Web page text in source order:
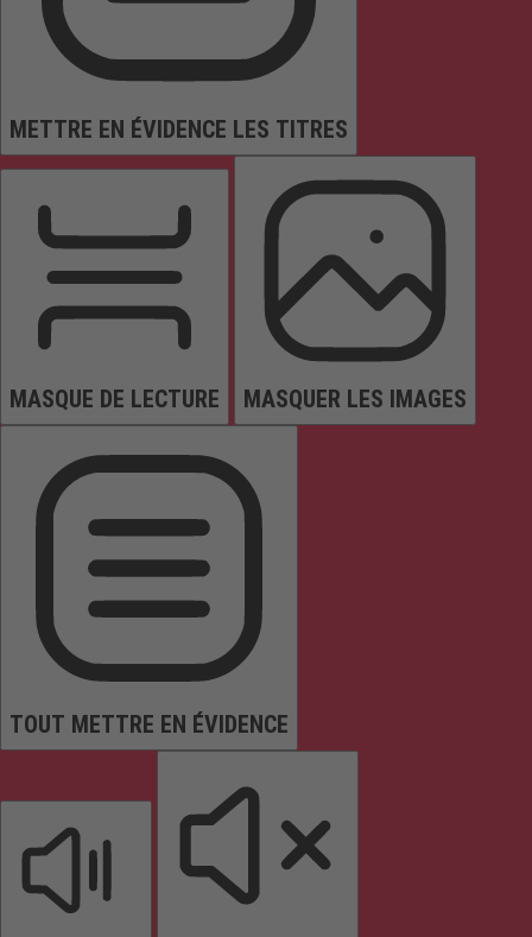
METTRE EN ÉVIDENCE LES TITRES
MASQUE DE LECTURE MASQUER LES IMAGES
TOUT METTRE EN ÉVIDENCE